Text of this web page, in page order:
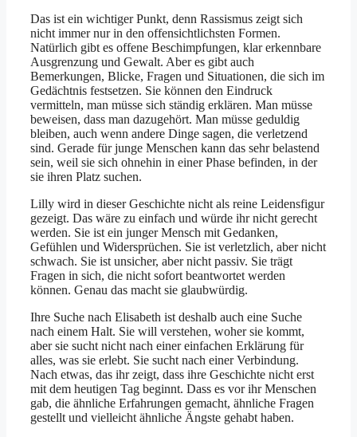
Das ist ein wichtiger Punkt, denn Rassismus zeigt sich
nicht immer nur in den offensichtlichsten Formen.
Natürlich gibt es offene Beschimpfungen, klar erkennbare
Ausgrenzung und Gewalt. Aber es gibt auch
Bemerkungen, Blicke, Fragen und Situationen, die sich im
Gedächtnis festsetzen. Sie können den Eindruck
vermitteln, man müsse sich ständig erklären. Man müsse
beweisen, dass man dazugehört. Man müsse geduldig
bleiben, auch wenn andere Dinge sagen, die verletzend
sind. Gerade für junge Menschen kann das sehr belastend
sein, weil sie sich ohnehin in einer Phase befinden, in der
sie ihren Platz suchen.
Lilly wird in dieser Geschichte nicht als reine Leidensfigur
gezeigt. Das wäre zu einfach und würde ihr nicht gerecht
werden. Sie ist ein junger Mensch mit Gedanken,
Gefühlen und Widersprüchen. Sie ist verletzlich, aber nicht
schwach. Sie ist unsicher, aber nicht passiv. Sie trägt
Fragen in sich, die nicht sofort beantwortet werden
können. Genau das macht sie glaubwürdig.
Ihre Suche nach Elisabeth ist deshalb auch eine Suche
nach einem Halt. Sie will verstehen, woher sie kommt,
aber sie sucht nicht nach einer einfachen Erklärung für
alles, was sie erlebt. Sie sucht nach einer Verbindung.
Nach etwas, das ihr zeigt, dass ihre Geschichte nicht erst
mit dem heutigen Tag beginnt. Dass es vor ihr Menschen
gab, die ähnliche Erfahrungen gemacht, ähnliche Fragen
gestellt und vielleicht ähnliche Ängste gehabt haben.